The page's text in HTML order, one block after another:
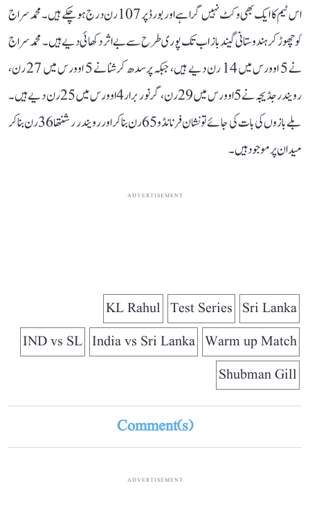
اس ٹیم کا ایک بھی وکٹ نہیں گرا ہے اور بورڈ پر 107 رن درج ہو چکے ہیں۔ محمد سراج
کو چھوڑ کر ہندوستانی گیندباز اب تک پوری طرح سے بے اثر دکھائی دیے ہیں۔ محمد سراج
نے 5 اوورس میں 14 رن دیے ہیں، جبکہ پرسدھ کرشنا نے 5 اوورس میں 27 رن،
رویندر جڈیجہ نے 5 اوورس میں 29 رن، گرنور برار 4 اوورس میں 25 رن دیے ہیں۔
بلے بازوں کی بات کی جائے تو نشان فرنانڈو 65 رن بنا کر اور رویندر رشنتھا 36 رن بنا کر
میدان پر موجود ہیں۔
ADVERTISEMENT
Sri Lanka
Test Series
KL Rahul
Warm up Match
India vs Sri Lanka
IND vs SL
Shubman Gill
Comment(s)
ADVERTISEMENT